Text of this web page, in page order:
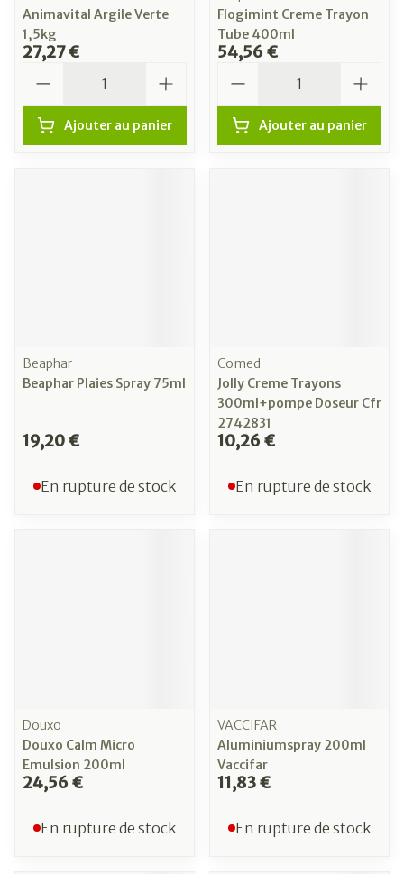
Animavital Argile Verte
1,5kg
27,27 €
Ajouter au panier
Flogimint Creme Trayon
Tube 400ml
54,56 €
Ajouter au panier
Beaphar
Beaphar Plaies Spray 75ml
19,20 €
En rupture de stock
Comed
Jolly Creme Trayons
300ml+pompe Doseur Cfr
2742831
10,26 €
En rupture de stock
Douxo
Douxo Calm Micro
Emulsion 200ml
24,56 €
En rupture de stock
VACCIFAR
Aluminiumspray 200ml
Vaccifar
11,83 €
En rupture de stock